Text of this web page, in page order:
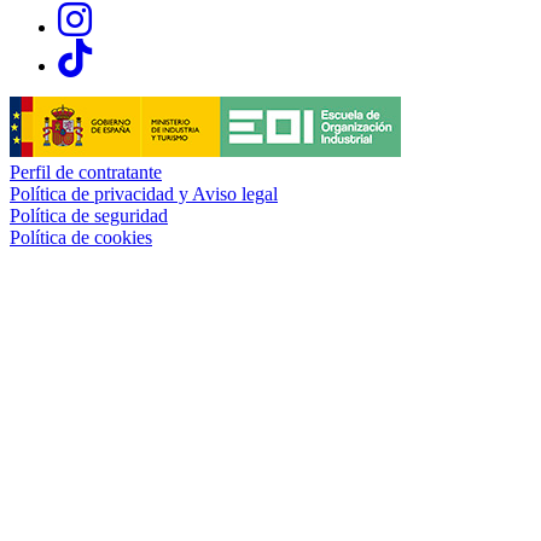
Links, Opens in this window
Links, Opens in this window
Perfil de contratante
Política de privacidad y Aviso legal
Política de seguridad
Política de cookies